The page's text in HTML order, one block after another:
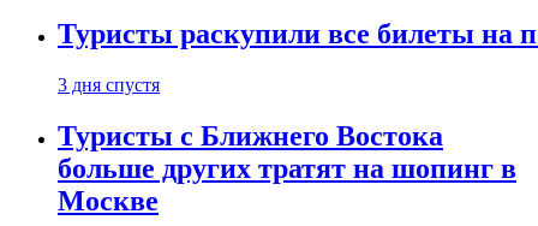
Туристы раскупили все билеты на
3 дня спустя
Туристы с Ближнего Востока
больше других тратят на шопинг в
Москве